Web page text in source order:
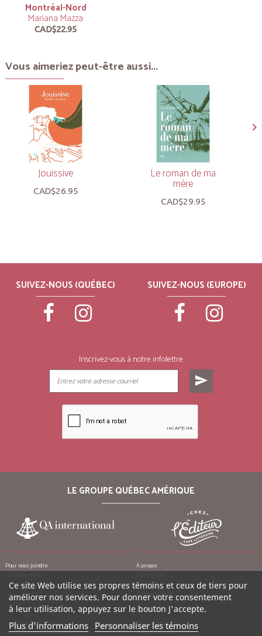
Montréal-Nord
Mariana Mazza
CAD$22.95
Vous aimeriez peut-être aussi...
Jouissive
CAD$26.95
Le roman de ma
mère
CAD$29.95
SUIVEZ-NOUS (QUÉBEC) SUIVEZ-NOUS (EUROPE)
Inscrivez-vous à notre infolettre
send
LE GROUPE QUÉBEC AMÉRIQUE
Pour nous joindre
Emplois
À propos
Crédits
Remerciements
Conditions d’utilisation
Politique de confidentialité
Mon compte
Mes commandes
Ce site Web utilise ses propres témoins et ceux de tiers pour
améliorer nos services. Pour donner votre consentement
à leur utilisation, appuyez sur le bouton J'accepte.
Plus d'informations Personnaliser les témoins